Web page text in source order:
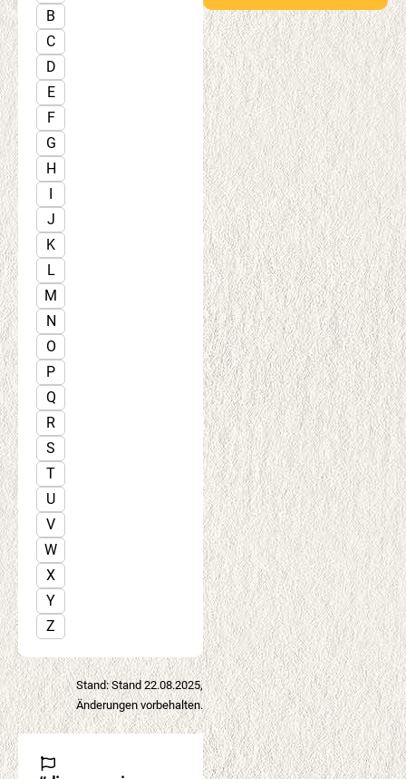
B
C
D
E
F
G
H
I
J
K
L
M
N
O
P
Q
R
S
T
U
V
W
X
Y
Z
Stand: Stand 22.08.2025,
Änderungen vorbehalten.